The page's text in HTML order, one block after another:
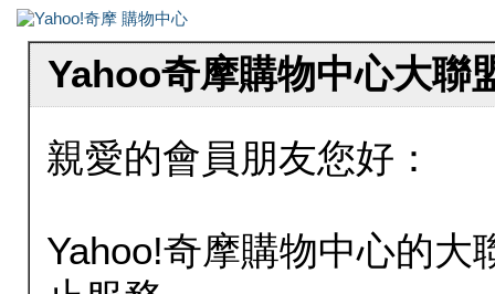
Yahoo奇摩購物中心大聯
親愛的會員朋友您好：
Yahoo!奇摩購物中心的大